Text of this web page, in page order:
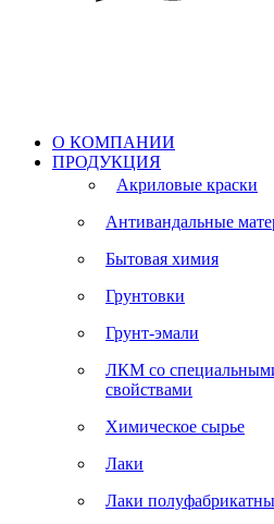
О КОМПАНИИ
ПРОДУКЦИЯ
Акриловые краски
Антивандальные
Бытовая химия
Грунтовки
Грунт-эмали
ЛКМ со
свойствами
Химическое сырье
Лаки
Лаки